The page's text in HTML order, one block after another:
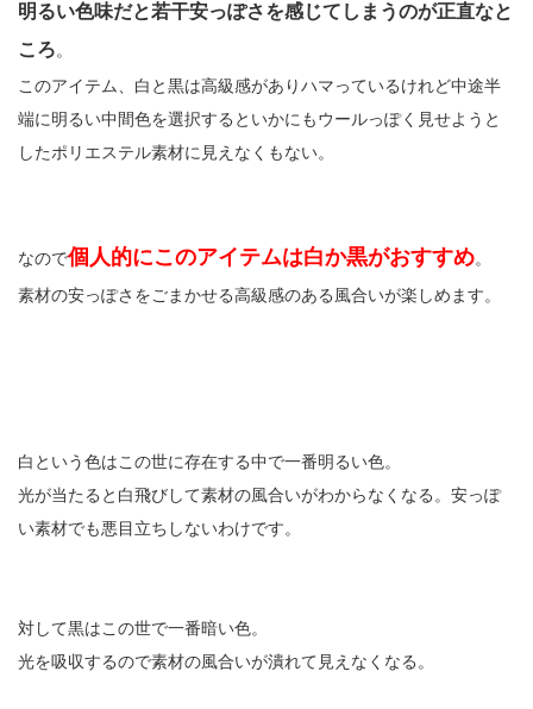
明るい色味だと若干安っぽさを感じてしまうのが正直なと
ころ。
このアイテム、白と黒は高級感がありハマっているけれど中途半
端に明るい中間色を選択するといかにもウールっぽく見せようと
したポリエステル素材に見えなくもない。
なので個人的にこのアイテムは白か黒がおすすめ。
素材の安っぽさをごまかせる高級感のある風合いが楽しめます。
白という色はこの世に存在する中で一番明るい色。
光が当たると白飛びして素材の風合いがわからなくなる。安っぽ
い素材でも悪目立ちしないわけです。
対して黒はこの世で一番暗い色。
光を吸収するので素材の風合いが潰れて見えなくなる。